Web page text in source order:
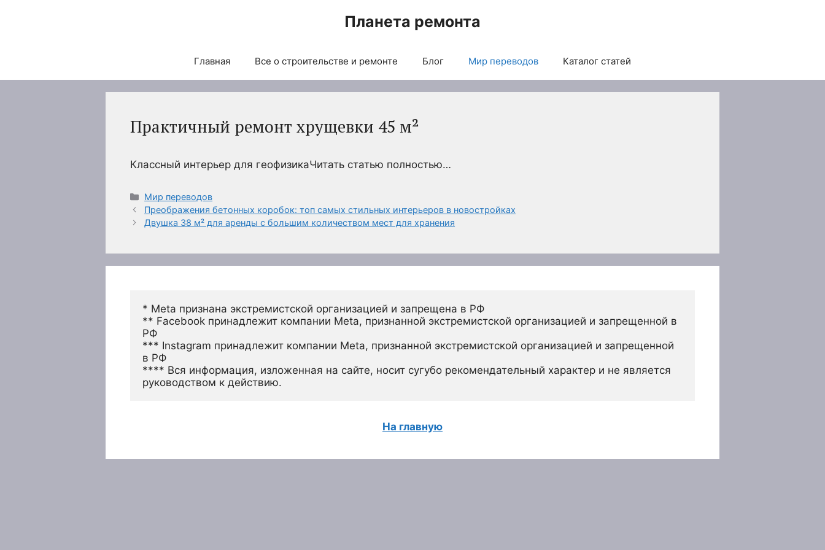
Планета ремонта
Главная Все о строительстве и ремонте Блог Мир переводов Каталог статей
Практичный ремонт хрущевки 45 м²
Классный интерьер для геофизикаЧитать статью полностью…
Рубрики
Мир переводов
Преображения бетонных коробок: топ самых стильных интерьеров в новостройках
Двушка 38 м² для аренды с большим количеством мест для хранения
* Meta признана экстремистской организацией и запрещена в РФ
** Facebook принадлежит компании Meta, признанной экстремистской организацией и запрещенной в
РФ
*** Instagram принадлежит компании Meta, признанной экстремистской организацией и запрещенной
в РФ
**** Вся информация, изложенная на сайте, носит сугубо рекомендательный характер и не является
руководством к действию.
На главную